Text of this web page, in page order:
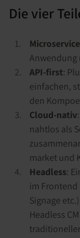
Die vier
Anwendung
API-first:
einfachen,
den
Cloud-nativ
nahtlos als
market und
Headless:
im Frontend
Signage
Headless